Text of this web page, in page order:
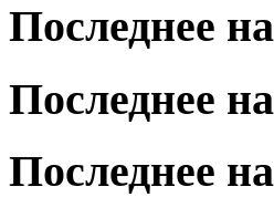
Последнее
Последнее
Последнее